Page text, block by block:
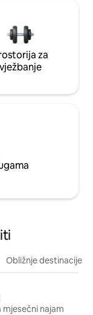
za
vježbanje
Obližnje destinacije
mjesečni najam